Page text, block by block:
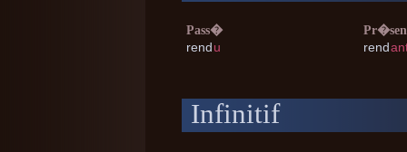
Pass�
rendu
rend
Infinitif